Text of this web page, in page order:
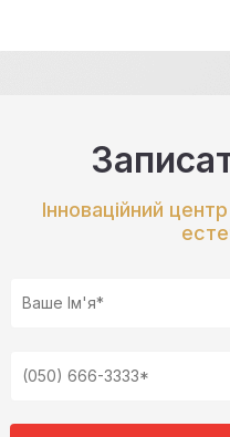
Інноваційний